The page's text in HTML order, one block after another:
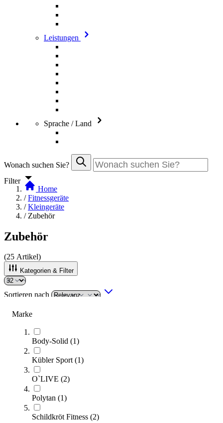
Leistungen
Sprache / Land
Wonach suchen Sie?
Filter
Marke
Body-Solid (1)
Kübler Sport (1)
O`LIVE (2)
Polytan (1)
Schildkröt Fitness (2)
Home
/ Fitnessgeräte
/ Kleingeräte
/ Zubehör
Zubehör
(25 Artikel)
Kategorien & Filter
Sortieren nach
Magnesia-Behälter Kunststoff
176,00 €